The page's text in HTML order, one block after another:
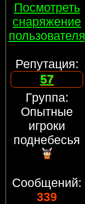
Посмотреть
снаряжение
пользователя
Репутация:
57
Группа:
Опытные
игроки
поднебесья
Сообщений:
339